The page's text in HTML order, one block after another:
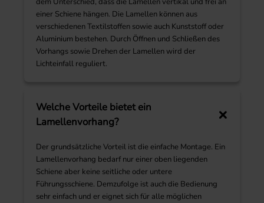
einer Schiene hängen. Die Lamellen können aus
verschiedenen Textilstoffen sowie auch Kunststoff oder
Aluminium bestehen. Durch Öffnen und Schließen des
Vorhangs sowie Drehen der Lamellen wird der
Lichteinfall reguliert.
Welche Vorteile bietet ein
Lamellenvorhang?
Der grundsätzliche Vorteil ist die einfache Montage. Ein
Lamellenvorhang bedarf nur einer oben liegenden
Schiene aber keine seitliche oder untere
Führungsschiene. Demzufolge ist auch die Bedienung
sehr einfach und er eignet sich für alle möglichen